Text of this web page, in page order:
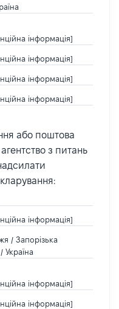
інформація]
інформація]
інформація]
інформація]
або поштова
з питань
інформація]
/ Запорізька
Україна
інформація]
інформація]